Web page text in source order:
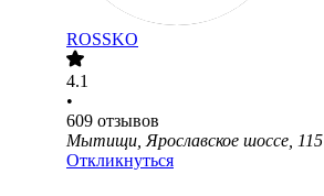
ROSSKO
4.1
•
609 отзывов
Мытищи, Ярославское шоссе, 115
Откликнуться